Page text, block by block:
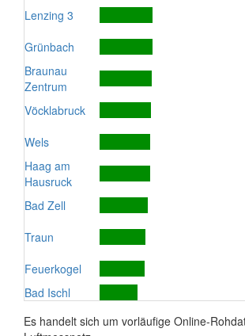
Lenzing 3
Grünbach
Braunau
Zentrum
Vöcklabruck
Wels
Haag am
Hausruck
Bad Zell
Traun
Feuerkogel
Bad Ischl
Es handelt sich um vorläufige Online-